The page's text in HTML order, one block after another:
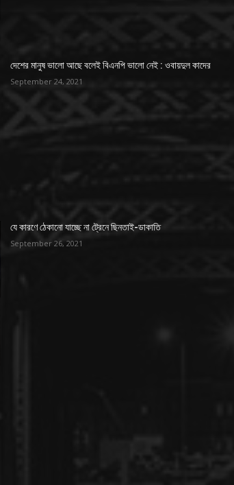
দেশের মানুষ ভালো আছে বলেই বিএনপি ভালো নেই : ওবায়দুল কাদের
September 24, 2021
যে কারণে ঠেকানো যাচ্ছে না ট্রেনে ছিনতাই-ডাকাতি
September 26, 2021